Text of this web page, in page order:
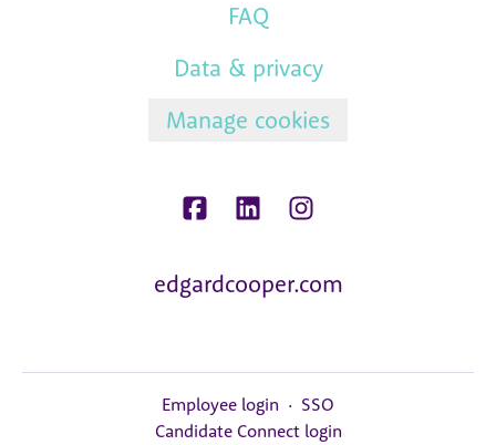
FAQ
Data & privacy
Manage cookies
edgardcooper.com
Employee login · SSO
Candidate Connect login